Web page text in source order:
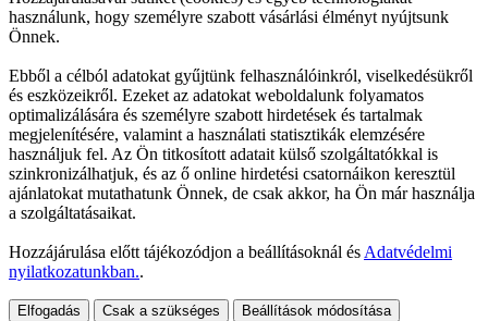
használunk, hogy személyre szabott vásárlási élményt nyújtsunk
Önnek.
Ebből a célból adatokat gyűjtünk felhasználóinkról, viselkedésükről
és eszközeikről. Ezeket az adatokat weboldalunk folyamatos
optimalizálására és személyre szabott hirdetések és tartalmak
megjelenítésére, valamint a használati statisztikák elemzésére
használjuk fel. Az Ön titkosított adatait külső szolgáltatókkal is
szinkronizálhatjuk, és az ő online hirdetési csatornáikon keresztül
ajánlatokat mutathatunk Önnek, de csak akkor, ha Ön már használja
a szolgáltatásaikat.
Hozzájárulása előtt tájékozódjon a beállításoknál és Adatvédelmi
nyilatkozatunkban..
Elfogadás Csak a szükséges Beállítások módosítása